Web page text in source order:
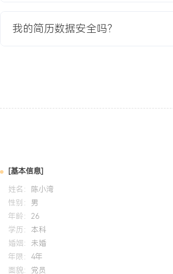
用Excel进行数据处理与分析。参与电商运
新店铺冷启动项目，通过执行商品上架、
从零到日均XXX元销售额的突破，积累了
有较强的执行力与责任心，能适应电商快
培训经历
2024-09
我的简历数据安全吗？
[基本信息]
姓名：
陈小湾
性别： 男
年龄： 26
学历： 本科
婚姻： 未婚
年限： 4年
面貌： 党员